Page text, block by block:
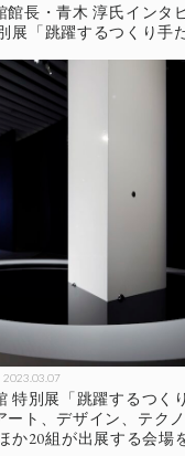
館長・青木 淳氏インタ
展「跳躍するつくり手
2023.03.07
特別展「跳躍するつく
ート、デザイン、テク
か20組が出展する会場